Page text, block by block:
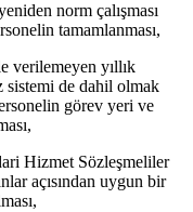
norm çalışması
tamamlanması,
verilemeyen yıllık
sistemi de dahil olmak
görev yeri ve
Hizmet Sözleşmeliler
açısından uygun bir